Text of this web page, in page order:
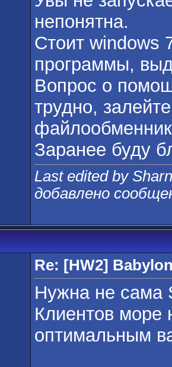
непонятна.
Стоит windows
программы,
Вопрос о
трудно,
файлообменник
Заранее буду
Last edited by
добавлено
Re: [HW2]
Нужна не сама
Клиентов море
оптимальным